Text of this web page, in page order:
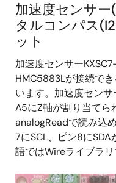
加速度センサ
タルコンパス
ット
加速度センサー
HMC5883Lが接続で
います。加速度センサ
A5にZ軸が割り当て
analogReadで読み込
7にSCL、ピン8に
語ではWireライブラリ